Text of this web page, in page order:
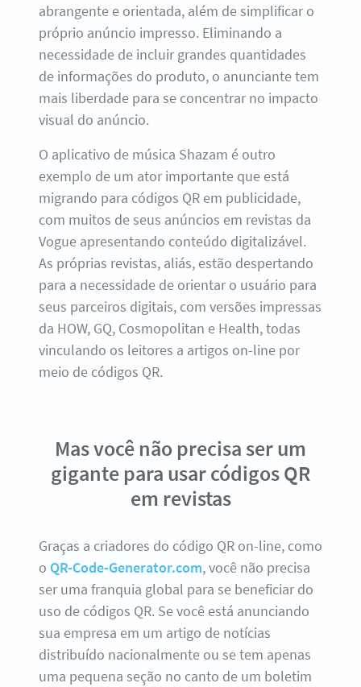
abrangente e orientada, além de simplificar o
próprio anúncio impresso. Eliminando a
necessidade de incluir grandes quantidades
de informações do produto, o anunciante tem
mais liberdade para se concentrar no impacto
visual do anúncio.
O aplicativo de música Shazam é ​​outro
exemplo de um ator importante que está
migrando para códigos QR em publicidade,
com muitos de seus anúncios em revistas da
Vogue apresentando conteúdo digitalizável.
As próprias revistas, aliás, estão despertando
para a necessidade de orientar o usuário para
seus parceiros digitais, com versões impressas
da HOW, GQ, Cosmopolitan e Health, todas
vinculando os leitores a artigos on-line por
meio de códigos QR.
Mas você não precisa ser um
gigante para usar códigos QR
em revistas
Graças a criadores do código QR on-line, como
o QR-Code-Generator.com, você não precisa
ser uma franquia global para se beneficiar do
uso de códigos QR. Se você está anunciando
sua empresa em um artigo de notícias
distribuído nacionalmente ou se tem apenas
uma pequena seção no canto de um boletim